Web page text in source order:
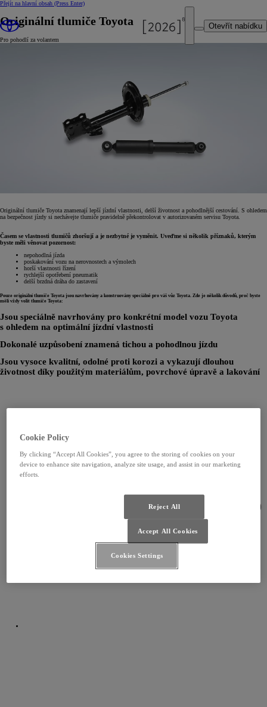
Přejít na hlavní obsah (Press Enter)
Otevřít nabídku
Originální tlumiče Toyota
Pro pohodlí za volantem
Originální tlumiče Toyota znamenají lepší jízdní vlastnosti, delší životnost a pohodlnější cestování. S ohledem
na bezpečnost jízdy si nechávejte tlumiče pravidelně překontrolovat v autorizovaném servisu Toyota.
Časem se vlastnosti tlumičů zhoršují a je nezbytné je vyměnit. Uveďme si několik příznaků, kterým
byste měli věnovat pozornost:
nepohodlná jízda
poskakování vozu na nerovnostech a výmolech
horší vlastnosti řízení
rychlejší opotřebení pneumatik
delší brzdná dráha do zastavení
Pouze originální tlumiče Toyota jsou navrhovány a konstruovány speciálně pro váš vůz Toyota. Zde je několik důvodů, proč byste
měli vždy volit tlumiče Toyota:
Jsou speciálně navrhovány pro konkrétní model vozu Toyota
s ohledem na optimální jízdní vlastnosti
Dokonalé uzpůsobení znamená tichou a pohodlnou jízdu
Jsou vysoce kvalitní, odolné proti korozi a vykazují dlouhou
životnost díky použitým materiálům, povrchové úpravě a lakování
Cookie Policy
By clicking “Accept All Cookies”, you agree to the storing of cookies on your
device to enhance site navigation, analyze site usage, and assist in our marketing
efforts.
Reject All
Accept All Cookies
Cookies Settings